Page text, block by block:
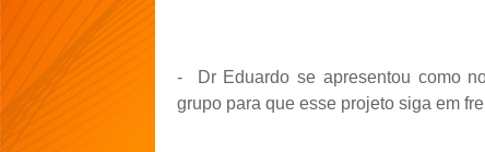
-
Dr Eduardo se apresentou como
grupo para que esse projeto siga em